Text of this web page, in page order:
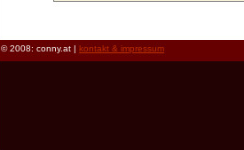
© 2008: conny.at | kontakt & impressum